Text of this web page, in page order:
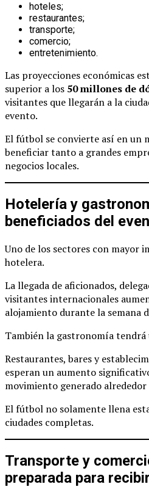
hoteles;
restaurantes;
transporte;
comercio;
entretenimiento.
Las proyecciones económicas
superior a los 50 millones de
visitantes que llegarán a la
evento.
El fútbol se convierte así en un
beneficiar tanto a grandes
negocios locales.
Hotelería y
beneficiados del
Uno de los sectores con mayor
hotelera.
La llegada de aficionados,
visitantes internacionales
alojamiento durante la semana
También la gastronomía
Restaurantes, bares y
esperan un aumento
movimiento generado
El fútbol no solamente llena
ciudades completas.
Transporte y
preparada para